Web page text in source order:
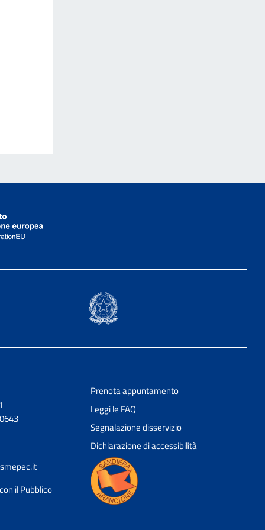
Ciao 👋
Come posso esserti utile?
il Pubblico
Prenota appuntamento
Leggi le FAQ
Segnalazione disservizio
Dichiarazione di accessibilità